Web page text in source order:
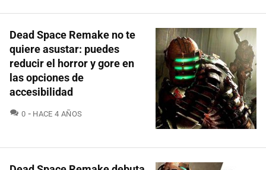
Dead Space Remake no te
quiere asustar: puedes
reducir el horror y gore en
las opciones de
accesibilidad
0 COMENTARIOS
HACE 4 AÑOS